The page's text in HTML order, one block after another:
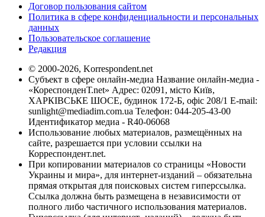
Договор пользования сайтом
Политика в сфере конфиденциальности и персональных
данных
Пользовательское соглашение
Редакция
© 2000-2026, Korrespondent.net
Субъект в сфере онлайн-медиа Название онлайн-медиа -
«КореспонденТ.net» Адрес: 02091, місто Київ,
ХАРКІВСЬКЕ ШОСЕ, будинок 172-Б, офіс 208/1 E-mail:
sunlight@mediadim.com.ua Телефон: 044-205-43-00
Идентификатор медиа - R40-06068
Использование любых материалов, размещённых на
сайте, разрешается при условии ссылки на
Корреспондент.net.
При копировании материалов со страницы «Новости
Украины и мира», для интернет-изданий – обязательна
прямая открытая для поисковых систем гиперссылка.
Ссылка должна быть размещена в независимости от
полного либо частичного использования материалов.